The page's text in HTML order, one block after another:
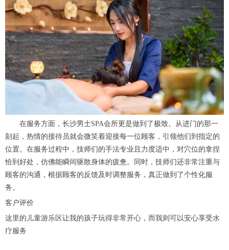
在服务方面，长沙男士SPA会所更是做到了极致。从进门的那一
刻起，热情的接待员就会微笑着迎接每一位顾客，引领他们到指定的
位置。在服务过程中，技师们的手法专业且力度适中，对穴位的拿捏
恰到好处，仿佛能瞬间驱散身体的疲惫。同时，技师们还非常注重与
顾客的沟通，根据顾客的反馈及时调整服务，真正做到了个性化服
务。
客户评价
这里的儿童游乐区让我的孩子玩得非常开心，而我则可以安心享受水
疗服务